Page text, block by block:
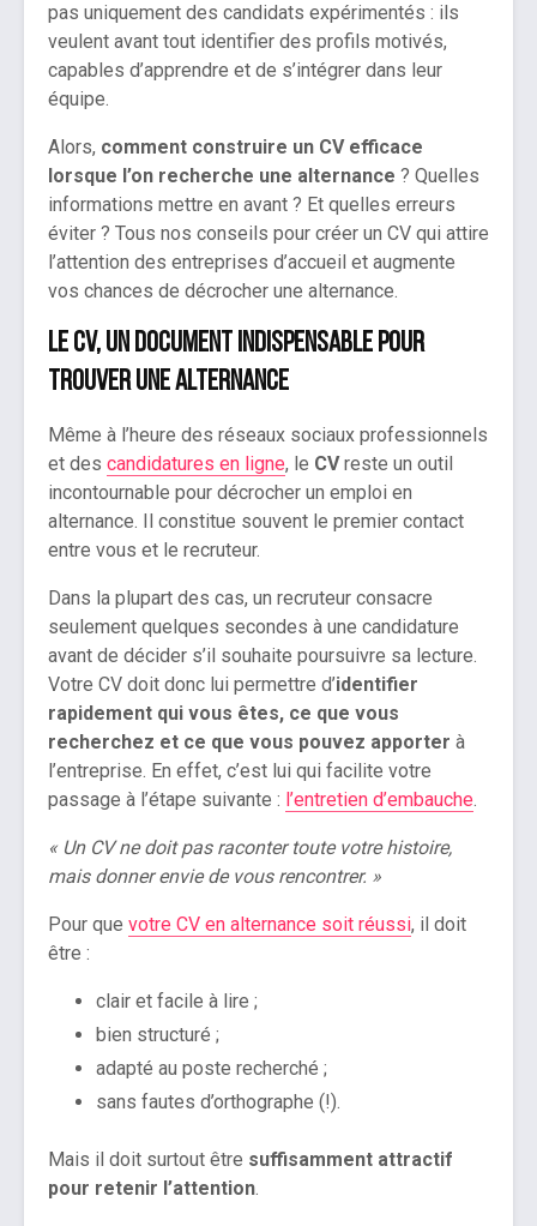
pas uniquement des candidats expérimentés : ils
veulent avant tout identifier des profils motivés,
capables d’apprendre et de s’intégrer dans leur
équipe.
Alors, comment construire un CV efficace
lorsque l’on recherche une alternance ? Quelles
informations mettre en avant ? Et quelles erreurs
éviter ? Tous nos conseils pour créer un CV qui attire
l’attention des entreprises d’accueil et augmente
vos chances de décrocher une alternance.
Le CV, un document indispensable pour
trouver une alternance
Même à l’heure des réseaux sociaux professionnels
et des candidatures en ligne, le CVreste un outil
incontournable pour décrocher un emploi en
alternance. Il constitue souvent le premier contact
entre vous et le recruteur.
Dans la plupart des cas, un recruteur consacre
seulement quelques secondes à une candidature
avant de décider s’il souhaite poursuivre sa lecture.
Votre CV doit donc lui permettre d’identifier
rapidement qui vous êtes, ce que vous
recherchez et ce que vous pouvez apporter à
l’entreprise. En effet, c’est lui qui facilite votre
passage à l’étape suivante : l’entretien d’embauche.
« Un CV ne doit pas raconter toute votre histoire,
mais donner envie de vous rencontrer. »
Pour que votre CV en alternance soit réussi, il doit
être :
clair et facile à lire ;
bien structuré ;
adapté au poste recherché ;
sans fautes d’orthographe (!).
Mais il doit surtout être suffisamment attractif
pour retenir l’attention.